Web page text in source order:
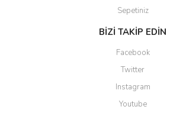
Sepetiniz
BİZİ TAKİP EDİN
Facebook
Twitter
Instagram
Youtube